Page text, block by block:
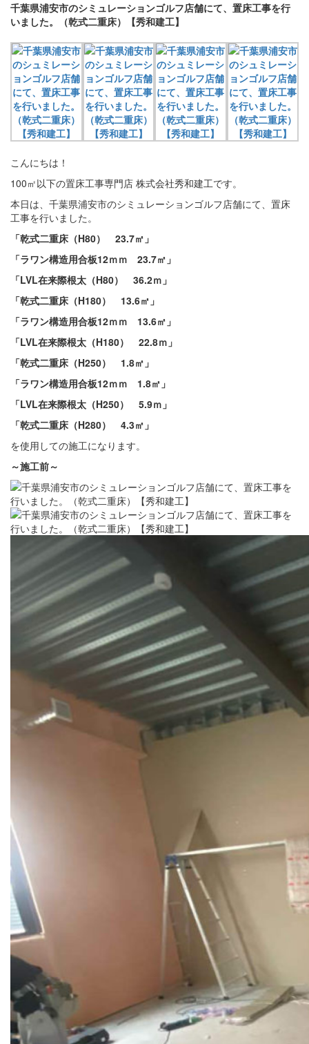
千葉県浦安市のシミュレーションゴルフ店舗にて、置床工事を行
いました。（乾式二重床）【秀和建工】
こんにちは！
100㎡以下の置床工事専門店 株式会社秀和建工です。
本日は、千葉県浦安市のシミュレーションゴルフ店舗にて、置床
工事を行いました。
「乾式二重床（H80） 23.7㎡」
「ラワン構造用合板12ｍｍ 23.7㎡」
「LVL在来際根太（H80） 36.2ｍ」
「乾式二重床（H180） 13.6㎡」
「ラワン構造用合板12ｍｍ 13.6㎡」
「LVL在来際根太（H180） 22.8ｍ」
「乾式二重床（H250） 1.8㎡」
「ラワン構造用合板12ｍｍ 1.8㎡」
「LVL在来際根太（H250） 5.9ｍ」
「乾式二重床（H280） 4.3㎡」
を使用しての施工になります。
～施工前～